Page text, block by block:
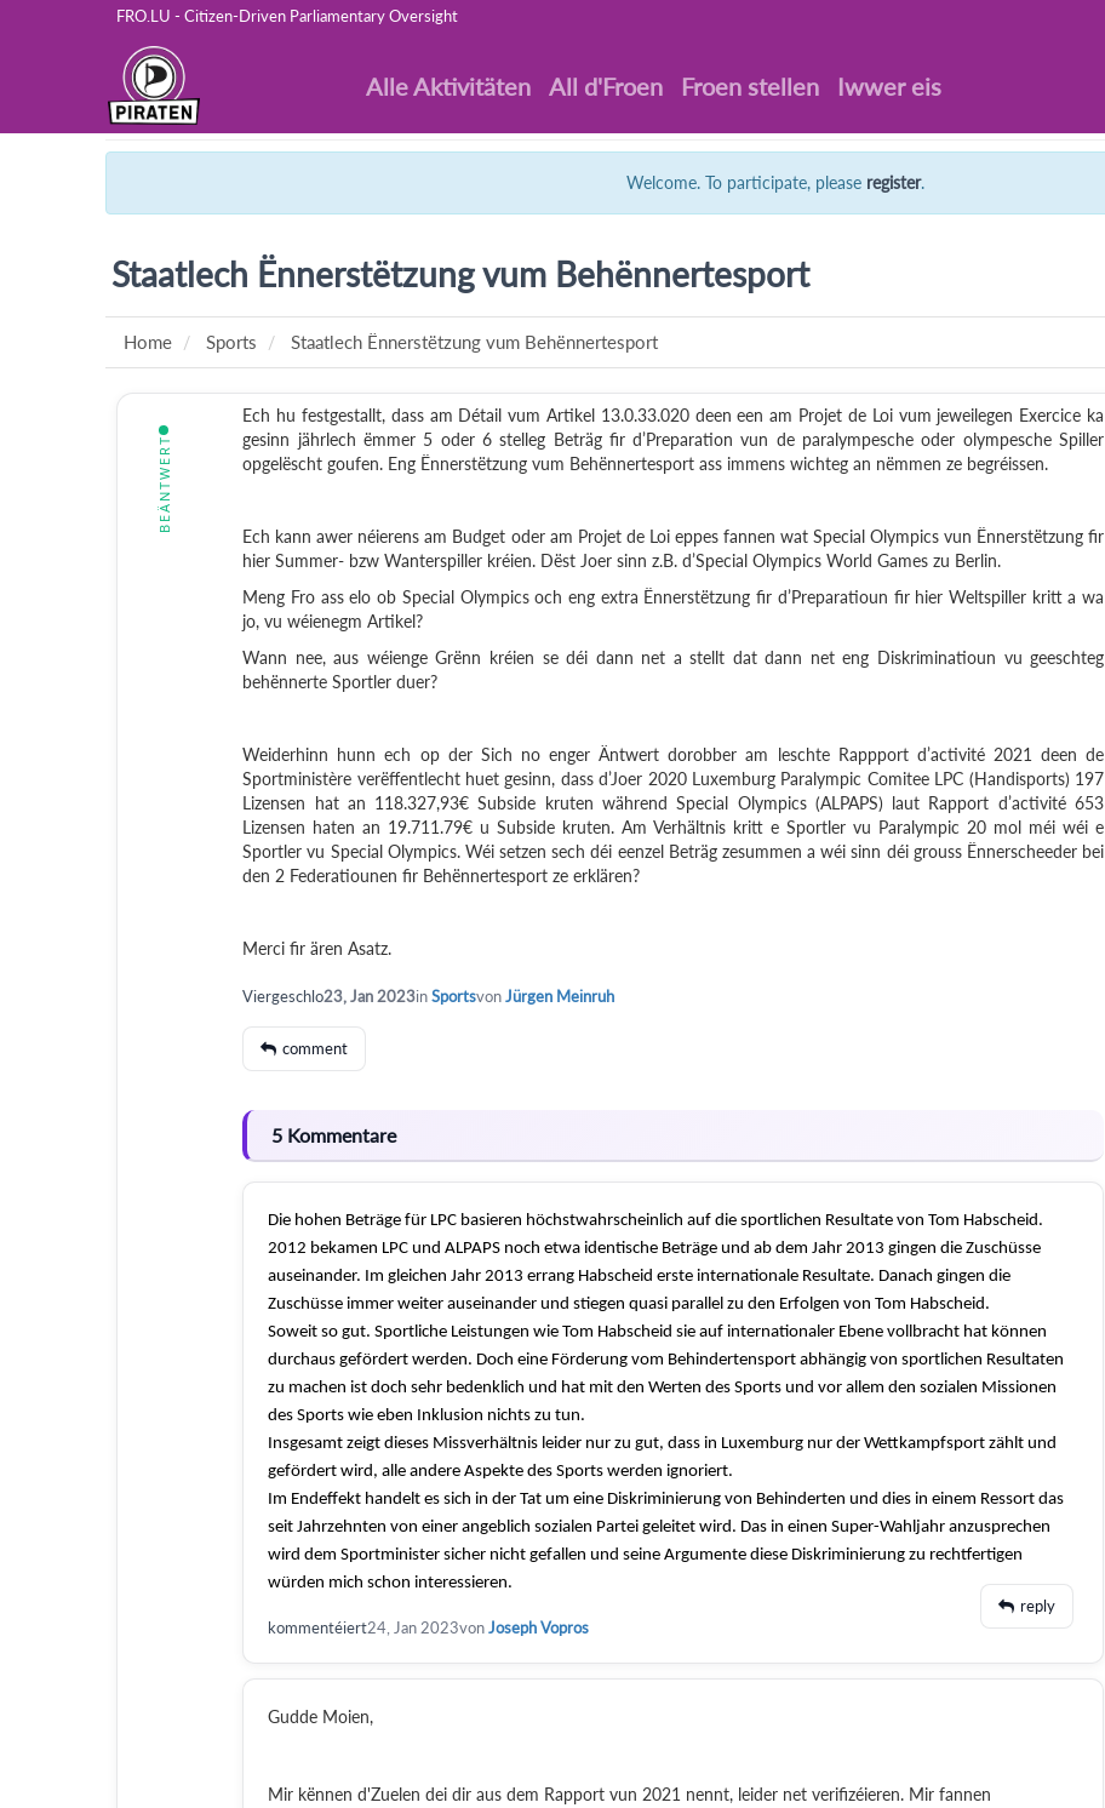
FRO.LU - Citizen-Driven Parliamentary Oversight
Alle Aktivitäten All d'Froen Froen stellen Iwwer eis
Welcome. To participate, please register.
Staatlech Ënnerstëtzung vum Behënnertesport
Home Sports Staatlech Ënnerstëtzung vum Behënnertesport
BEÄNTWERT
Ech hu festgestallt, dass am Détail vum Artikel 13.0.33.020 deen een am Projet de Loi vum jeweilegen Exercice ka
gesinn jährlech ëmmer 5 oder 6 stelleg Beträg fir d’Preparation vun de paralympesche oder olympesche Spiller
opgelëscht goufen. Eng Ënnerstëtzung vum Behënnertesport ass immens wichteg an nëmmen ze begréissen.
Ech kann awer néierens am Budget oder am Projet de Loi eppes fannen wat Special Olympics vun Ënnerstëtzung fir
hier Summer- bzw Wanterspiller kréien. Dëst Joer sinn z.B. d’Special Olympics World Games zu Berlin.
Meng Fro ass elo ob Special Olympics och eng extra Ënnerstëtzung fir d’Preparatioun fir hier Weltspiller kritt a wa
jo, vu wéienegm Artikel?
Wann nee, aus wéienge Grënn kréien se déi dann net a stellt dat dann net eng Diskriminatioun vu geeschteg
behënnerte Sportler duer?
Weiderhinn hunn ech op der Sich no enger Äntwert dorobber am leschte Rappport d’activité 2021 deen de
Sportministère verëffentlecht huet gesinn, dass d’Joer 2020 Luxemburg Paralympic Comitee LPC (Handisports) 197
Lizensen hat an 118.327,93€ Subside kruten während Special Olympics (ALPAPS) laut Rapport d’activité 653
Lizensen haten an 19.711.79€ u Subside kruten. Am Verhältnis kritt e Sportler vu Paralympic 20 mol méi wéi e
Sportler vu Special Olympics. Wéi setzen sech déi eenzel Beträg zesummen a wéi sinn déi grouss Ënnerscheeder bei
den 2 Federatiounen fir Behënnertesport ze erklären?
Merci fir ären Asatz.
Viergeschlo23, Jan 2023inSportsvonJürgen Meinruh
comment
5 Kommentare
Die hohen Beträge für LPC basieren höchstwahrscheinlich auf die sportlichen Resultate von Tom Habscheid.
2012 bekamen LPC und ALPAPS noch etwa identische Beträge und ab dem Jahr 2013 gingen die Zuschüsse
auseinander. Im gleichen Jahr 2013 errang Habscheid erste internationale Resultate. Danach gingen die
Zuschüsse immer weiter auseinander und stiegen quasi parallel zu den Erfolgen von Tom Habscheid.
Soweit so gut. Sportliche Leistungen wie Tom Habscheid sie auf internationaler Ebene vollbracht hat können
durchaus gefördert werden. Doch eine Förderung vom Behindertensport abhängig von sportlichen Resultaten
zu machen ist doch sehr bedenklich und hat mit den Werten des Sports und vor allem den sozialen Missionen
des Sports wie eben Inklusion nichts zu tun.
Insgesamt zeigt dieses Missverhältnis leider nur zu gut, dass in Luxemburg nur der Wettkampfsport zählt und
gefördert wird, alle andere Aspekte des Sports werden ignoriert.
Im Endeffekt handelt es sich in der Tat um eine Diskriminierung von Behinderten und dies in einem Ressort das
seit Jahrzehnten von einer angeblich sozialen Partei geleitet wird. Das in einen Super-Wahljahr anzusprechen
wird dem Sportminister sicher nicht gefallen und seine Argumente diese Diskriminierung zu rechtfertigen
würden mich schon interessieren.
kommentéiert24, Jan 2023vonJoseph Vopros
reply
Gudde Moien,
Mir kënnen d'Zuelen dei dir aus dem Rapport vun 2021 nennt, leider net verifizéieren. Mir fannen